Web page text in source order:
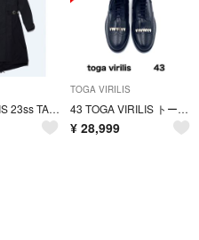
TOGA VIRILIS 23ss TAFFETA BONDING COAT
TOGA VIRILIS
43 TOGA VIRILIS トーガ ビリリース ブーツ ブラック レザー
¥ 28,999